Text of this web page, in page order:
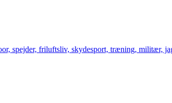
spejder, friluftsliv, skydesport, træning, militær,